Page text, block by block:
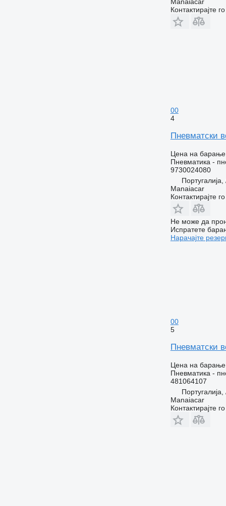
Контактирајте
00
4
Пневматски
Цена на барање
Пневматика -
9730024080
Manaiacar
Контактирајте
Не може да
Испратете
Нарачајте
00
5
Пневматски
Цена на барање
Пневматика -
481064107
Manaiacar
Контактирајте